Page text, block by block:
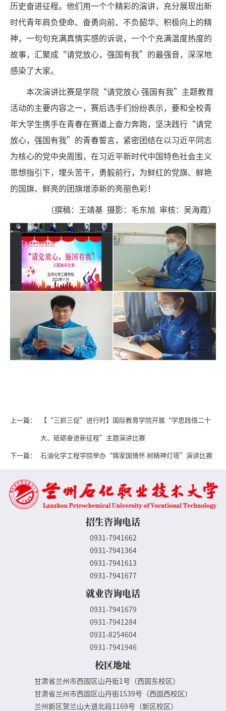
历史奋进征程。他们用一个个精彩的演讲，充分展现出新
时代青年肩负使命、奋勇向前、不负韶华、积极向上的精
神，一句句充满真情实感的诉说，一个个充满温度热度的
故事，汇聚成“请党放心，强国有我”的最强音，深深地
感染了大家。
本次演讲比赛是学院“请党放心 强国有我”主题教育
活动的主要内容之一，赛后选手们纷纷表示，要和全校青
年大学生携手在青春在赛道上奋力奔跑，坚决践行“请党
放心，强国有我”的青春誓言，紧密团结在以习近平同志
为核心的党中央周围，在习近平新时代中国特色社会主义
思想指引下，埋头苦干，勇毅前行，为鲜红的党旗、鲜艳
的国旗、鲜亮的团旗增添新的亮丽色彩！
（撰稿：王靖基 摄影：毛东旭 审核：吴海霞）
上一篇： 【“三抓三促”进行时】国际教育学院开展“学思践悟二十
大、砥砺奋进新征程”主题演讲比赛
下一篇： 石油化学工程学院举办“铸家国情怀 树精神灯塔”演讲比赛
招生咨询电话
0931-7941662
0931-7941364
0931-7941613
0931-7941677
就业咨询电话
0931-7941679
0931-7941284
0931-8254604
0931-7941946
校区地址
甘肃省兰州市西固区山丹街1号（西固东校区）
甘肃省兰州市西固区山丹街1539号（西固西校区）
兰州新区贺兰山大道北段1169号（新区校区）